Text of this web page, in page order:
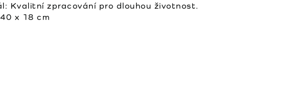
Kvalitní zpracování pro dlouhou životnost.
x 18 cm